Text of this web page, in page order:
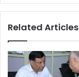
Related Articles